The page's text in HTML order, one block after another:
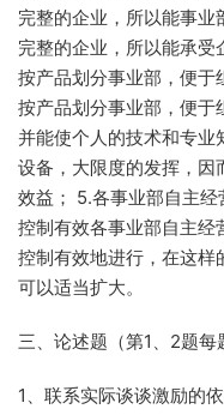
完整的企业，所以能事
完整的企业，所以能承
按产品划分事业部，便于
按产品划分事业部，便于
并能使个人的技术和专业
设备，大限度的发挥，因
效益； 5.各事业部自主
控制有效各事业部自主经
控制有效地进行，在这样
可以适当扩大。
三、论述题（第1、2题每
1、联系实际谈谈激励的